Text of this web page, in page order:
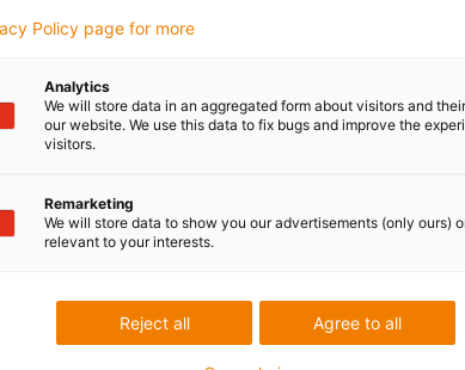
Policy page for more
Analytics
We will store data in an aggregated form about visitors and
our website. We use this data to fix bugs and improve the
visitors.
Remarketing
We will store data to show you our advertisements (only ours)
relevant to your interests.
Agree to all
Reject all